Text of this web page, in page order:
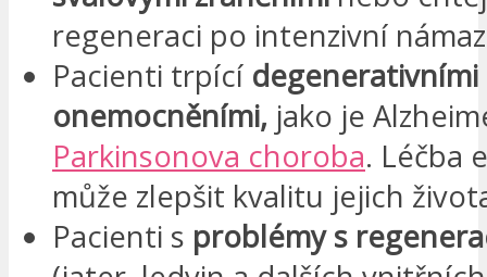
regeneraci po intenzivní
Pacienti trpící degenerativními
onemocněními, jako je
Parkinsonova choroba. Léčba
může zlepšit kvalitu jejich
Pacienti s problémy s